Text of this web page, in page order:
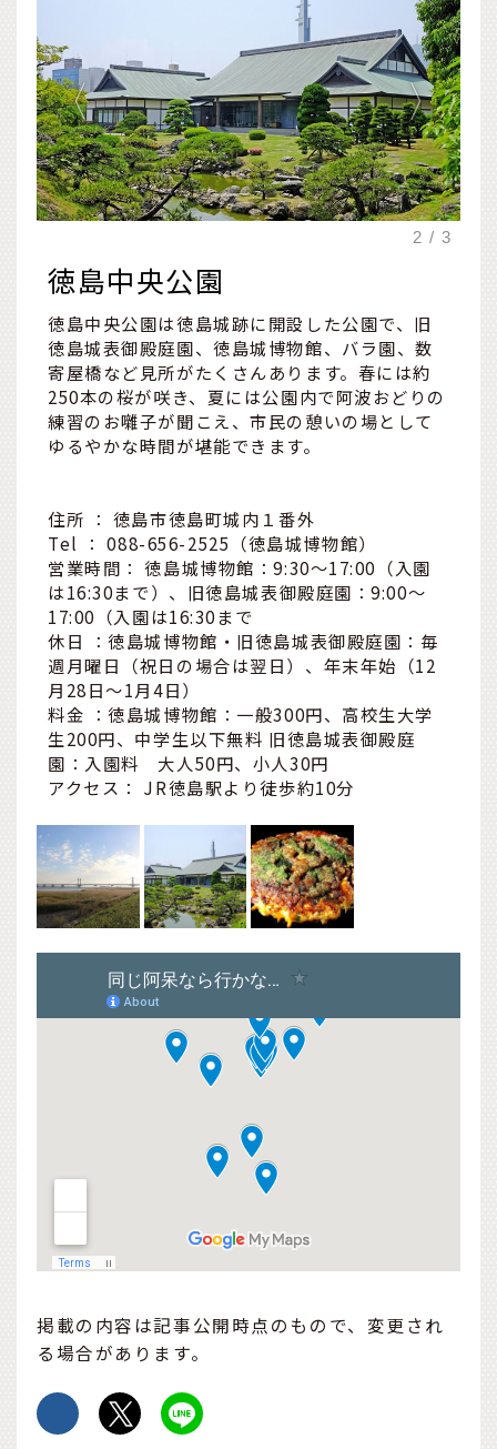
徳島中央公園
徳島中央公園は徳島城跡に開設した公園で、旧
徳島城表御殿庭園、徳島城博物館、バラ園、数
寄屋橋など見所がたくさんあります。春には約
250本の桜が咲き、夏には公園内で阿波おどりの
練習のお囃子が聞こえ、市民の憩いの場として
ゆるやかな時間が堪能できます。
住所 ： 徳島市徳島町城内１番外
Tel ： 088-656-2525（徳島城博物館）
営業時間： 徳島城博物館：9:30～17:00（入園
は16:30まで）、旧徳島城表御殿庭園：9:00～
17:00（入園は16:30まで
休日 ：徳島城博物館・旧徳島城表御殿庭園：毎
週月曜日（祝日の場合は翌日）、年末年始（12
月28日～1月4日）
料金 ：徳島城博物館：一般300円、高校生大学
生200円、中学生以下無料 旧徳島城表御殿庭
園：入園料 大人50円、小人30円
アクセス： JR徳島駅より徒歩約10分
掲載の内容は記事公開時点のもので、変更され
る場合があります。